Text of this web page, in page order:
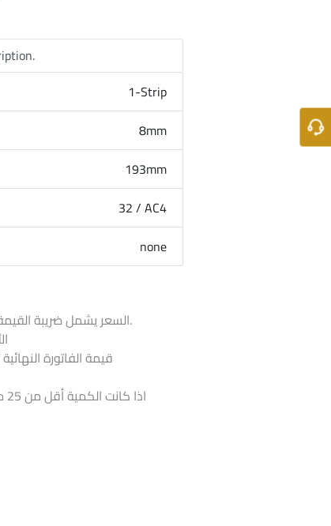
1-Strip
8mm
193mm
32 / AC4
none
السعر يشمل ضريبة القيمة المضافة و لا يشمل قيمة التركيب.
قيمة الفاتورة